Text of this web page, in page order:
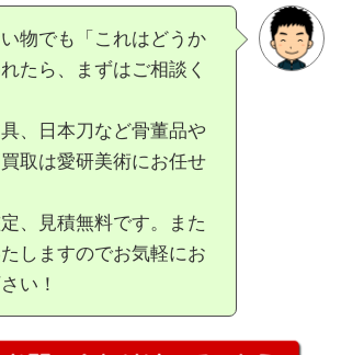
物でも「これはどうか
たら、まずはご相談く
、日本刀など骨董品や
取は愛研美術にお任せ
、見積無料です。また
しますのでお気軽にお
い！